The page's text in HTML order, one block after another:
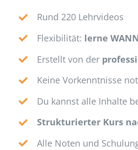
Rund 220 Lehrvideos
Flexibilität: lerne
Erstellt von der
Keine Vorkenntnisse
Du kannst alle Inhalte
Strukturierter Kurs
Alle Noten und